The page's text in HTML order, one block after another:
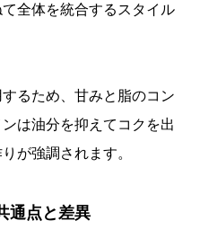
全体を統合するスタイル
るため、甘みと脂のコン
は油分を抑えてコクを出
が強調されます。
通点と差異